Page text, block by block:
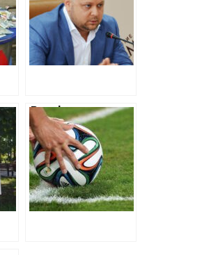
хочуть доставити
в.о. директора
Костюка
Вартість
футзальних
м’ячів в
Красноградському
та Зміївському
районах області
відрізняється в
3,5 рази